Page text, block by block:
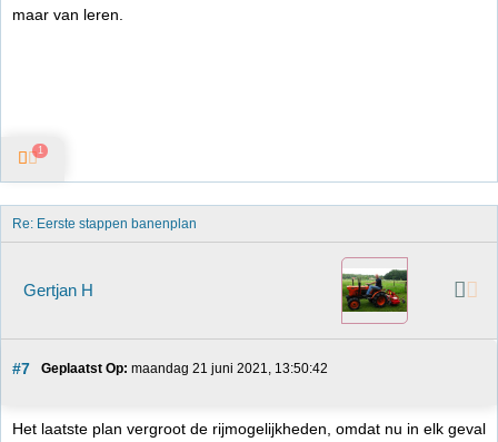
maar van leren.
1
Re: Eerste stappen banenplan
Gertjan H
#7 Geplaatst Op: maandag 21 juni 2021, 13:50:42
Het laatste plan vergroot de rijmogelijkheden, omdat nu in elk geval